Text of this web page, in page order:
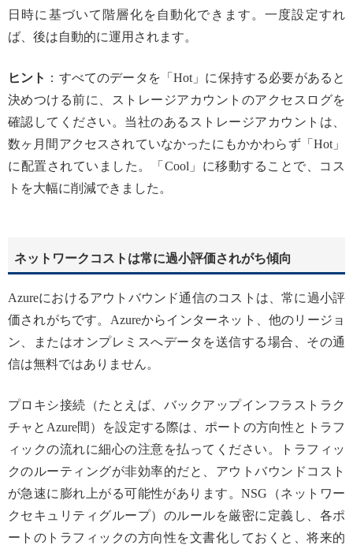
日時に基づいて階層化を自動化できます。一度設定すれ
ば、後は自動的に運用されます。
ヒント ：すべてのデータを「Hot」に保持する必要があると
決めつける前に、ストレージアカウントのアクセスログを
確認してください。当社のあるストレージアカウントは、
数ヶ月間アクセスされていなかったにもかかわらず「Hot」
に配置されていました。「Cool」に移動することで、コス
トを大幅に削減できました。
ネットワークコストは常に過小評価されがち傾向
Azureにおけるアウトバウンド通信のコストは、常に過小評
価されがちです。Azureからインターネット、他のリージョ
ン、またはオンプレミスへデータを送信する場合、その通
信は無料ではありません。
プロキシ接続（たとえば、バックアップインフラストラク
チャとAzure間）を設定する際は、ポートの方向性とトラフ
ィックの流れに細心の注意を払ってください。トラフィッ
クのルーティングが非効率的だと、アウトバウンドコスト
が急速に膨れ上がる可能性があります。NSG（ネットワー
クセキュリティグループ）のルールを厳密に定義し、各ポ
ートのトラフィックの方向性を文書化しておくと、将来的